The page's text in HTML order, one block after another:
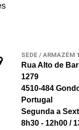
SEDE / ARMAZÉM 1
Rua Alto de
1279
4510-484
Portugal
Segunda a
8h30 - 12h00 /